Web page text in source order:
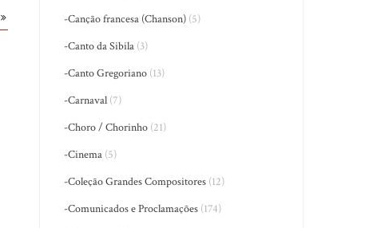
-Canção francesa (Chanson) (5)
-Canto da Sibila (3)
-Canto Gregoriano (13)
-Carnaval (7)
-Choro / Chorinho (21)
-Cinema (5)
-Coleção Grandes Compositores (12)
-Comunicados e Proclamações (174)